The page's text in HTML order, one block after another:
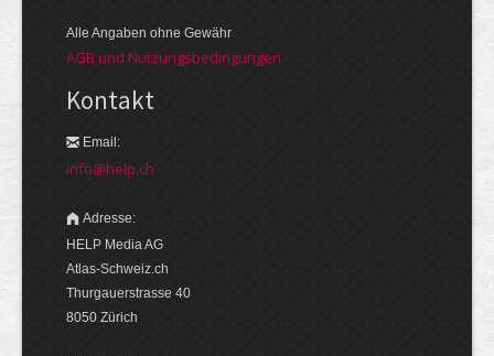
Alle Angaben ohne Gewähr
AGB und Nutzungsbedingungen
Kontakt
Email:
info@help.ch
Adresse:
HELP Media AG
Atlas-Schweiz.ch
Thurgauerstrasse 40
8050 Zürich